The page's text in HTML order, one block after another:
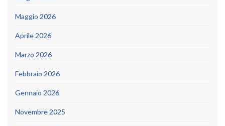
Maggio 2026
Aprile 2026
Marzo 2026
Febbraio 2026
Gennaio 2026
Novembre 2025